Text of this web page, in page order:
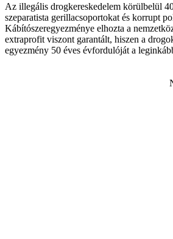
Az illegális drogkereskedelem körülbelül
szeparatista gerillacsoportokat és korrupt
Kábítószeregyezménye elhozta a
extraprofit viszont garantált, hiszen a
egyezmény 50 éves évfordulóját a